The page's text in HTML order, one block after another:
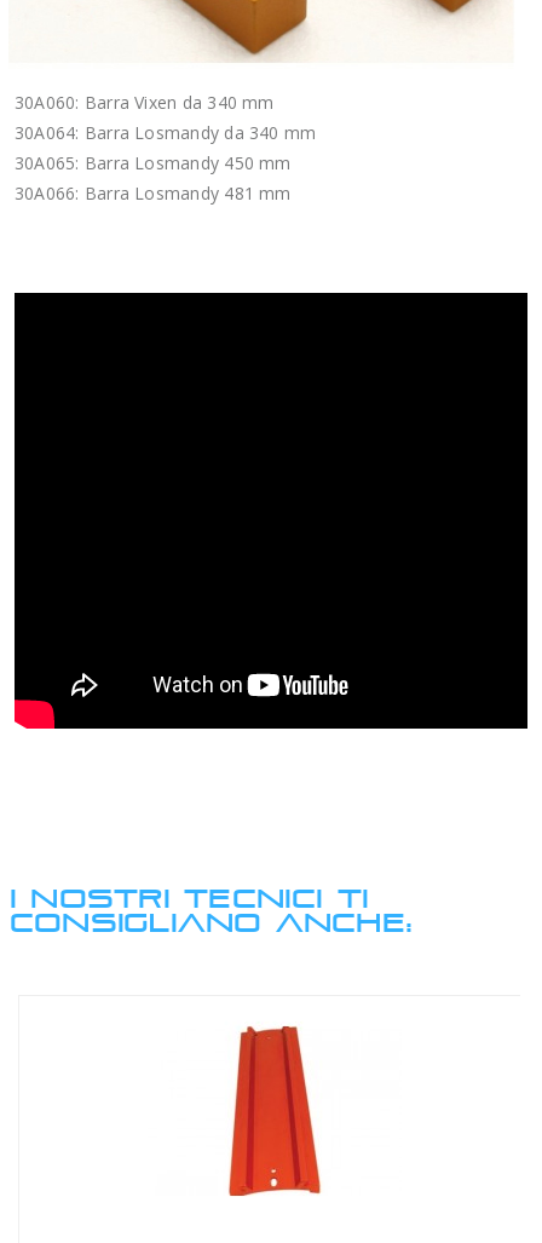
30A060: Barra Vixen da 340 mm
30A064: Barra Losmandy da 340 mm
30A065: Barra Losmandy 450 mm
30A066: Barra Losmandy 481 mm
I NOSTRI TECNICI TI
CONSIGLIANO ANCHE: